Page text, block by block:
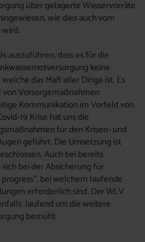
über gelagerte Wasservorräte
wie dies auch vom
auszuführen, dass es für die
keine
das Maß aller Dinge ist. Es
Vorsorgemaßnahmen
Kommunikation im Vorfeld von
19 Krise hat uns die
für den Krisen- und
geführt. Die Umsetzung ist
Auch bei bereits
bei der Absicherung für
bei welchem laufende
erforderlich sind. Der WLV
laufend um die weitere
bemüht.